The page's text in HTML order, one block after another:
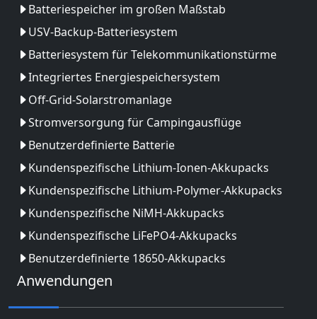
Batteriespeicher im großen Maßstab
USV-Backup-Batteriesystem
Batteriesystem für Telekommunikationstürme
Integriertes Energiespeichersystem
Off-Grid-Solarstromanlage
Stromversorgung für Campingausflüge
Benutzerdefinierte Batterie
Kundenspezifische Lithium-Ionen-Akkupacks
Kundenspezifische Lithium-Polymer-Akkupacks
Kundenspezifische NiMH-Akkupacks
Kundenspezifische LiFePO4-Akkupacks
Benutzerdefinierte 18650-Akkupacks
Anwendungen